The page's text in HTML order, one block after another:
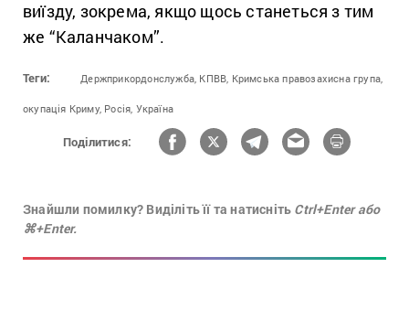
виїзду, зокрема, якщо щось станеться з тим
же “Каланчаком”.
Теги: Держприкордонслужба, КПВВ, Кримська правозахисна група,
окупація Криму, Росія, Україна
Поділитися:
Знайшли помилку? Виділіть її та натисніть Ctrl+Enter або
⌘+Enter.